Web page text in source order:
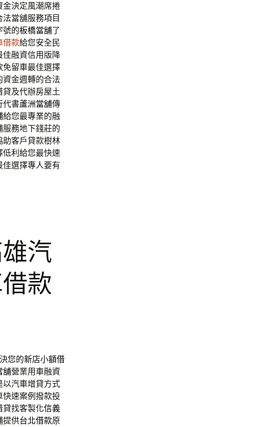
金決定風潮席捲
當舖服務項目
號的板橋當舖了
借款給您安全民
佳融資信用版降
免留車最佳選擇
金週轉的合法
及代辦房屋土
代書蘆洲當舖傳
給您最專業的融
服務地下錢莊的
助客戶貸款樹林
低利給您最快速
選擇專人要有
汽
款
您的新店小額借
舖營業用車融資
以汽車增貸方式
速案例撥款投
貸找客製化信義
提供台北借款原